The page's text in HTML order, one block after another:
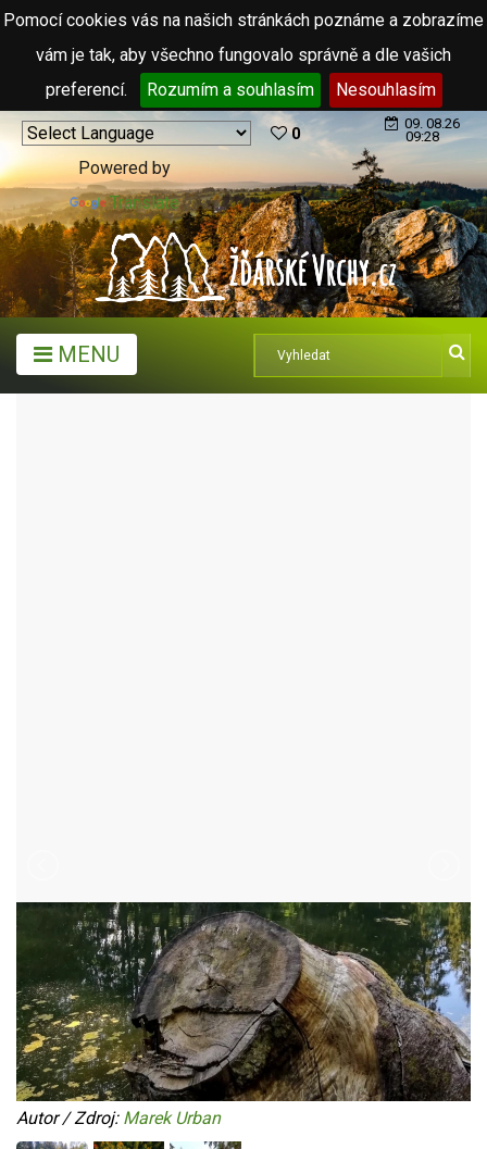
Pomocí cookies vás na našich stránkách poznáme a zobrazíme
vám je tak, aby všechno fungovalo správně a dle vašich
preferencí.
Rozumím a souhlasím Nesouhlasím
Powered by
Translate
0
09. 08.26
09:28
MENU
Autor / Zdroj: Marek Urban